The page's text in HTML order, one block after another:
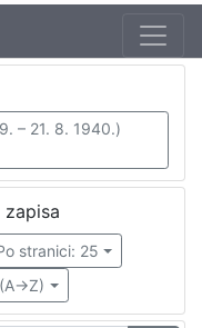
– 21. 8. 1940.)
zapisa
stranici: 25
>Z)